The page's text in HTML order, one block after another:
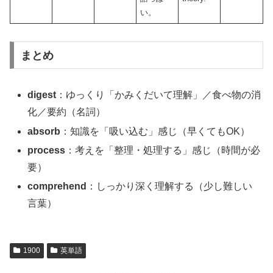
い。
まとめ
digest ：ゆっくり「かみくだいて理解」／食べ物の消
化／要約（名詞）
absorb ：知識を「吸い込む」感じ（早くてもOK）
process ：考えを「整理・処理する」感じ（時間が必
要）
comprehend ：しっかり深く理解する（少し難しい
言葉）
1900 英単語